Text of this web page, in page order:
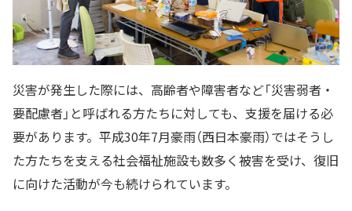
災害が発生した際には、高齢者や障害者など「災害弱者・
要配慮者」と呼ばれる方たちに対しても、支援を届ける必
要があります。平成30年7月豪雨（西日本豪雨）ではそうし
た方たちを支える社会福祉施設も数多く被害を受け、復旧
に向けた活動が今も続けられています。